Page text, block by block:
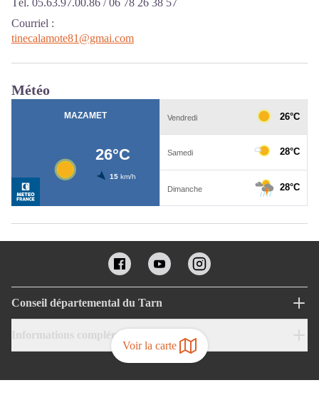
Voir la carte
Courriel :
tinecalamote81@gmai.com
Météo
Conseil départemental du Tarn
Informations complémentaires